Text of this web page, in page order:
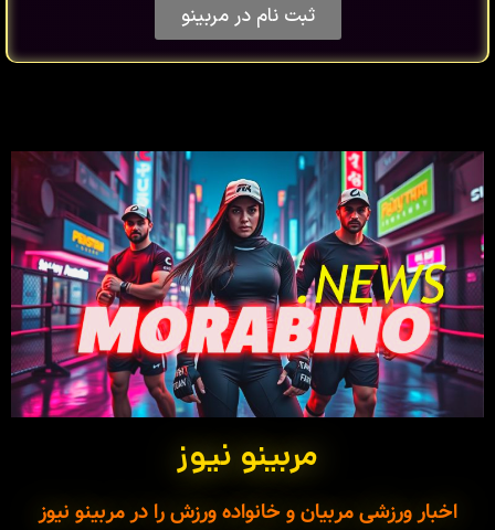
ثبت نام در مربینو
مربینو نیوز
اخبار ورزشی مربیان و خانواده ورزش را در مربینو نیوز